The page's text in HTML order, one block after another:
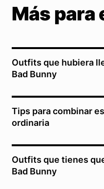
Más para
Outfits que hubiera
Bad Bunny
Tips para combinar
ordinaria
Outfits que tienes
Bad Bunny